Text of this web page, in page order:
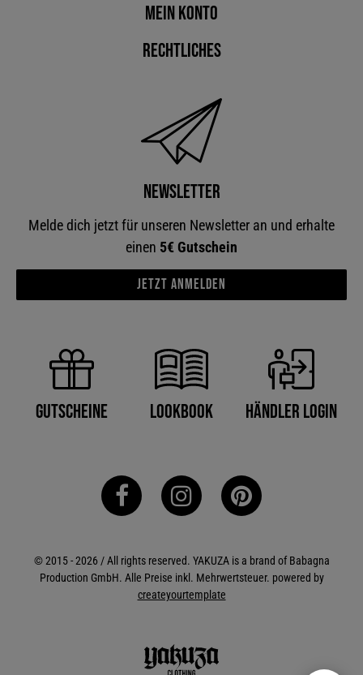
Mein Konto
Rechtliches
Newsletter
Melde dich jetzt für unseren Newsletter an und erhalte
einen 5€ Gutschein
Jetzt anmelden
Gutscheine Lookbook Händler Login
© 2015 - 2026 / All rights reserved. YAKUZA is a brand of Babagna
Production GmbH. Alle Preise inkl. Mehrwertsteuer. powered by
createyourtemplate